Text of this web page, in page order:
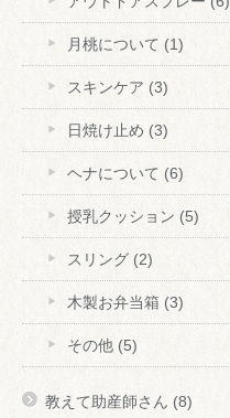
月桃について (1)
スキンケア (3)
日焼け止め (3)
ヘナについて (6)
授乳クッション (5)
スリング (2)
木製お弁当箱 (3)
その他 (5)
教えて助産師さん (8)